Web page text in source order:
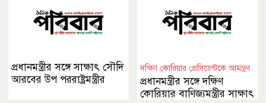
প্রধানমন্ত্রীর সঙ্গে সাক্ষাৎ সৌদি
আরবের উপ পররাষ্ট্রমন্ত্রীর
দক্ষিণ কোরিয়ার প্রেসিডেন্টকে আমন্ত্রণ
প্রধানমন্ত্রীর সঙ্গে দক্ষিণ
কোরিয়ার বাণিজ্যমন্ত্রীর সাক্ষাৎ